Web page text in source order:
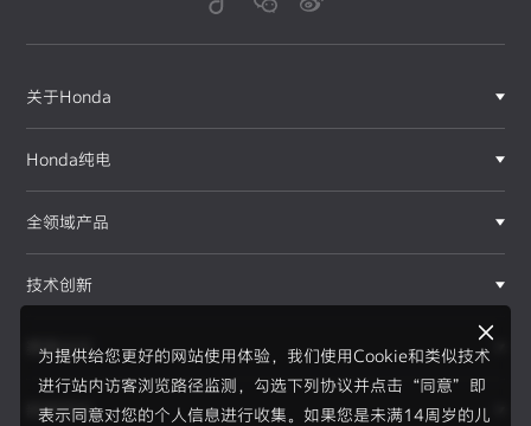
为提供给您更好的网站使用体验，我们使用Cookie和类似技术
进行站内访客浏览路径监测，勾选下列协议并点击“同意”即
表示同意对您的个人信息进行收集。如果您是未满14周岁的儿
关于Honda
Honda纯电
全领域产品
技术创新
赛事运动
新闻资讯